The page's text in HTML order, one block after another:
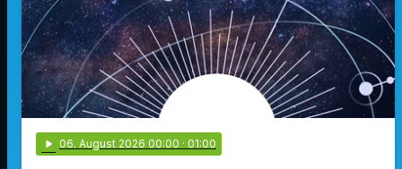
play_arrow 06. August 2026 00:00 · 01:00